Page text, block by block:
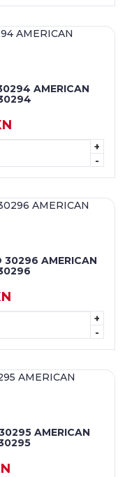
AMERICAN
+
-
AMERICAN
+
-
AMERICAN